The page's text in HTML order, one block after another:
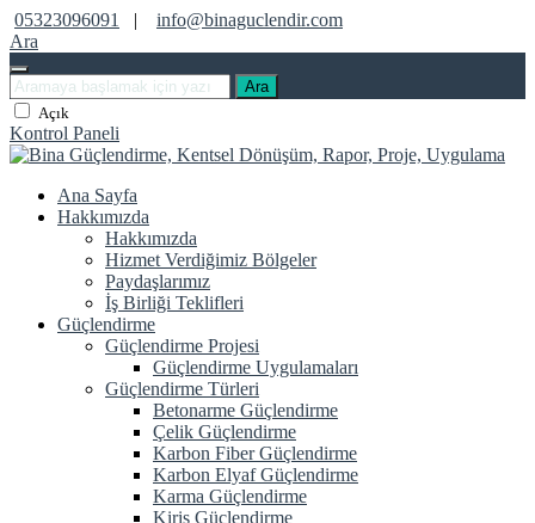
05323096091 |
info@binaguclendir.com
Ara
Ara
Açık
Kontrol Paneli
Ana Sayfa
Hakkımızda
Hakkımızda
Hizmet Verdiğimiz Bölgeler
Paydaşlarımız
İş Birliği Teklifleri
Güçlendirme
Güçlendirme Projesi
Güçlendirme Uygulamaları
Güçlendirme Türleri
Betonarme Güçlendirme
Çelik Güçlendirme
Karbon Fiber Güçlendirme
Karbon Elyaf Güçlendirme
Karma Güçlendirme
Kiriş Güçlendirme